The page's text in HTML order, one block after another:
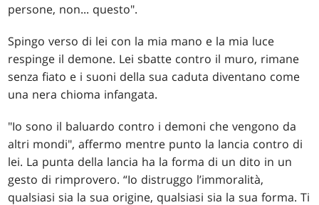
persone, non... questo".
Spingo verso di lei con la mia mano e la mia luce
respinge il demone. Lei sbatte contro il muro, rimane
senza fiato e i suoni della sua caduta diventano come
una nera chioma infangata.
"Io sono il baluardo contro i demoni che vengono da
altri mondi", affermo mentre punto la lancia contro di
lei. La punta della lancia ha la forma di un dito in un
gesto di rimprovero. “Io distruggo l’immoralità,
qualsiasi sia la sua origine, qualsiasi sia la sua forma. Ti